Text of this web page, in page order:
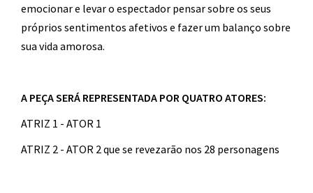
emocionar e levar o espectador pensar sobre os seus
próprios sentimentos afetivos e fazer um balanço sobre
sua vida amorosa.
A PEÇA SERÁ REPRESENTADA POR QUATRO ATORES:
ATRIZ 1 - ATOR 1
ATRIZ 2 - ATOR 2 que se revezarão nos 28 personagens